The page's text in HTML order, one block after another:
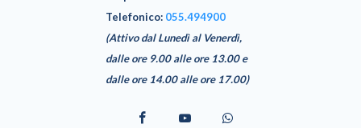
Telefonico: 055.494900
(Attivo dal Lunedì al Venerdì,
dalle ore 9.00 alle ore 13.00 e
dalle ore 14.00 alle ore 17.00)